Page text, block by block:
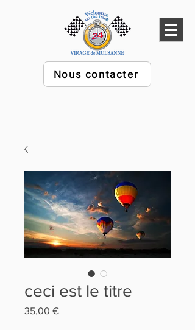
Nous contacter
ceci est le titre
35,00 €Prix